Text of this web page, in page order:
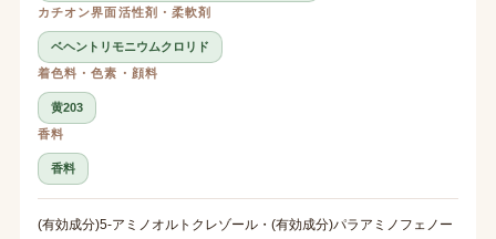
カチオン界面活性剤・柔軟剤
ベヘントリモニウムクロリド
着色料・色素・顔料
黄203
香料
香料
(有効成分)5-アミノオルトクレゾール・(有効成分)パラアミノフェノー